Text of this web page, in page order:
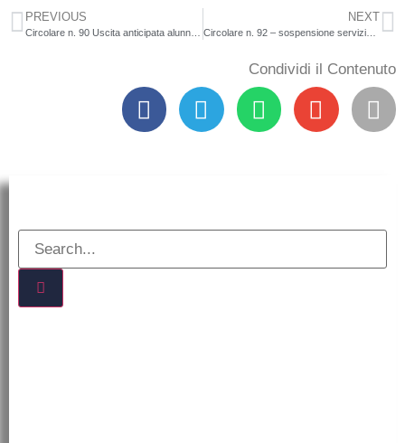
PREVIOUS NEXT
Circolare n. 92 – sospensione servizio mensa scolastica classi a tempo prolungato Scuola Secondaria di I Grado di San Giorgio Morgeto
Condividi il Contenuto